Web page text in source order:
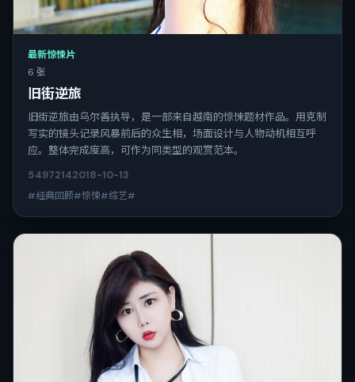
最新惊悚片
6 张
旧街逆旅
旧街逆旅由乌尔善执导，是一部来自越南的惊悚题材作品。用克制
写实的镜头记录风暴前后的众生相，场面设计与人物动机相互呼
应。整体完成度高，可作为同类型的观赏范本。
54972142018-10-13
#经典回顾#惊悚#综艺#